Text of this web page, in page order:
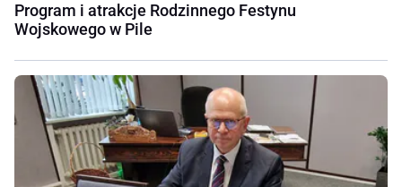
Program i atrakcje Rodzinnego Festynu
Wojskowego w Pile